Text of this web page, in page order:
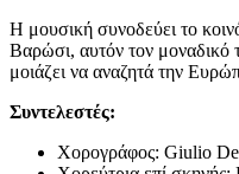
Η μουσική συνοδεύει το
Βαρώσι, αυτόν τον μοναδικό
μοιάζει να αναζητά την
Συντελεστές:
Χορογράφος: Giulio